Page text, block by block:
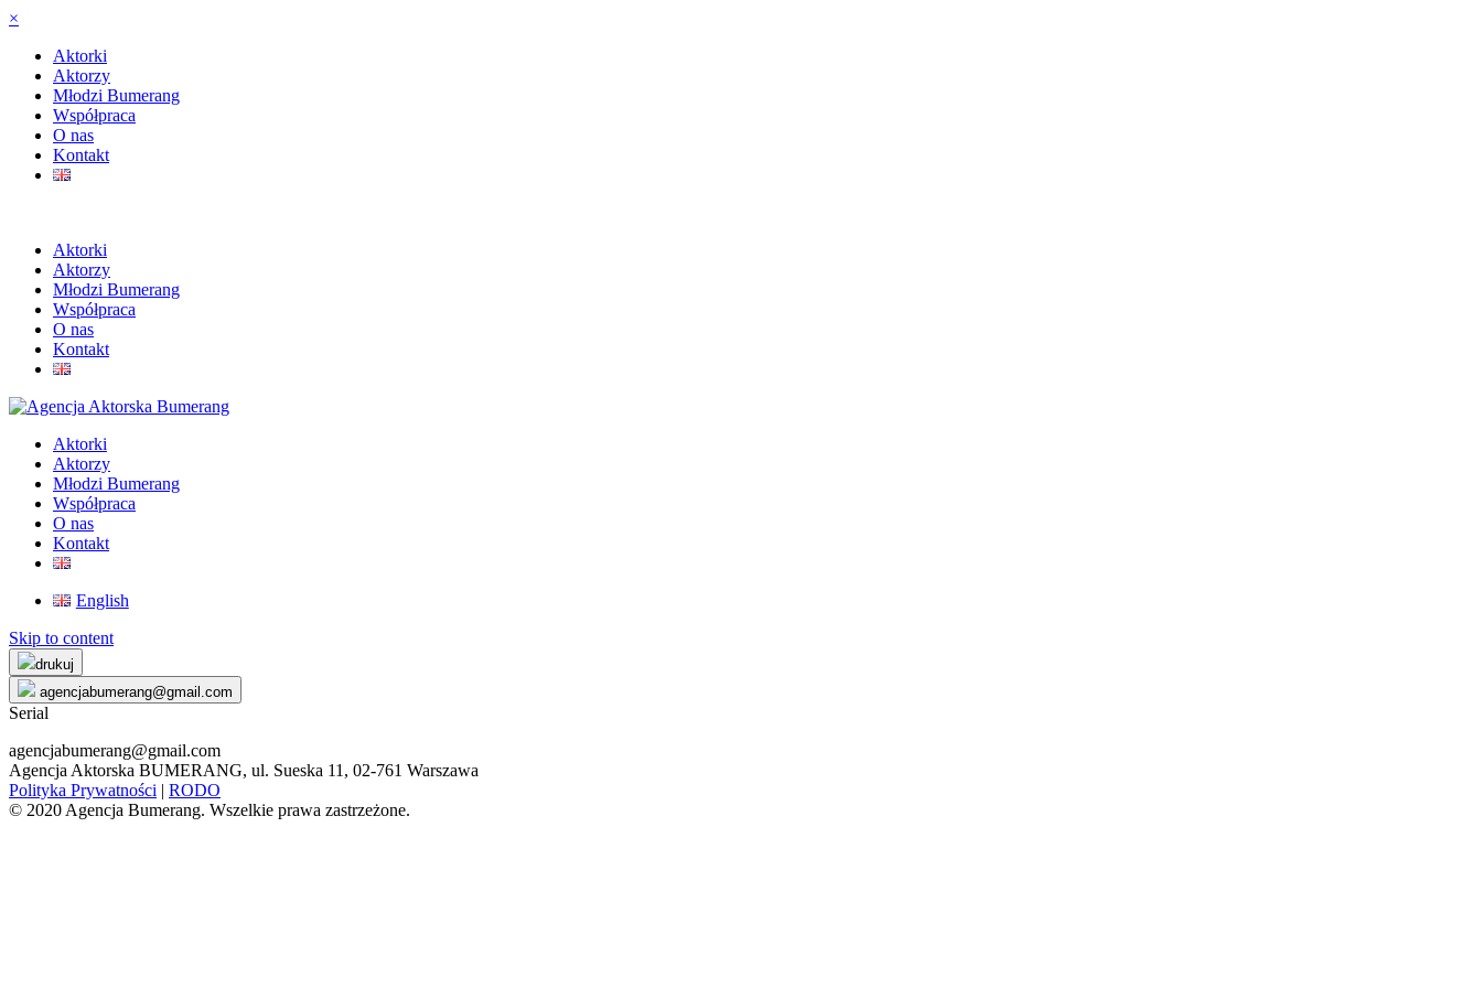
×
Aktorki
Aktorzy
Młodzi Bumerang
Współpraca
O nas
Kontakt
Aktorki
Aktorzy
Młodzi Bumerang
Współpraca
O nas
Kontakt
Aktorki
Aktorzy
Młodzi Bumerang
Współpraca
O nas
Kontakt
English
Skip to content
drukuj
agencjabumerang@gmail.com
Serial
agencjabumerang@gmail.com
Agencja Aktorska BUMERANG, ul. Sueska 11, 02-761 Warszawa
Polityka Prywatności | RODO
© 2020 Agencja Bumerang. Wszelkie prawa zastrzeżone.